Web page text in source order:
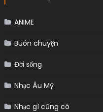
ANIME
Buôn chuyện
Đời sống
Nhạc Âu Mỹ
Nhạc gì cũng có